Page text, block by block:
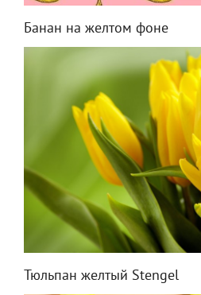
Банан на желтом фоне
Тюльпан желтый Stengel